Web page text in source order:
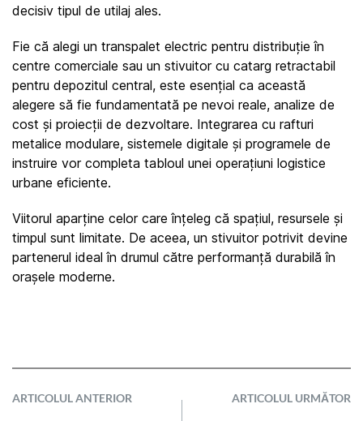
decisiv tipul de utilaj ales.
Fie că alegi un transpalet electric pentru distribuție în
centre comerciale sau un stivuitor cu catarg retractabil
pentru depozitul central, este esențial ca această
alegere să fie fundamentată pe nevoi reale, analize de
cost și proiecții de dezvoltare. Integrarea cu rafturi
metalice modulare, sistemele digitale și programele de
instruire vor completa tabloul unei operațiuni logistice
urbane eficiente.
Viitorul aparține celor care înțeleg că spațiul, resursele și
timpul sunt limitate. De aceea, un stivuitor potrivit devine
partenerul ideal în drumul către performanță durabilă în
orașele moderne.
ARTICOLUL ANTERIOR ARTICOLUL URMĂTOR